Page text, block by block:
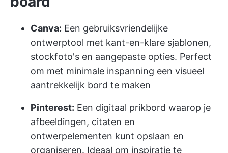
Canva: Een gebruiksvriendelijke
ontwerptool met kant-en-klare sjablonen,
stockfoto's en aangepaste opties. Perfect
om met minimale inspanning een visueel
aantrekkelijk bord te maken
Pinterest: Een digitaal prikbord waarop je
afbeeldingen, citaten en
ontwerpelementen kunt opslaan en
organiseren. Ideaal om inspiratie te